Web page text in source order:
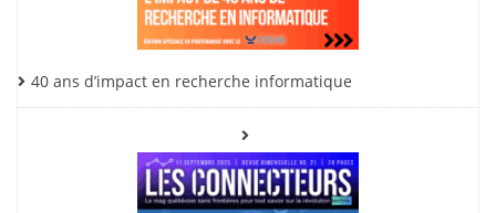
40 ans d’impact en recherche informatique